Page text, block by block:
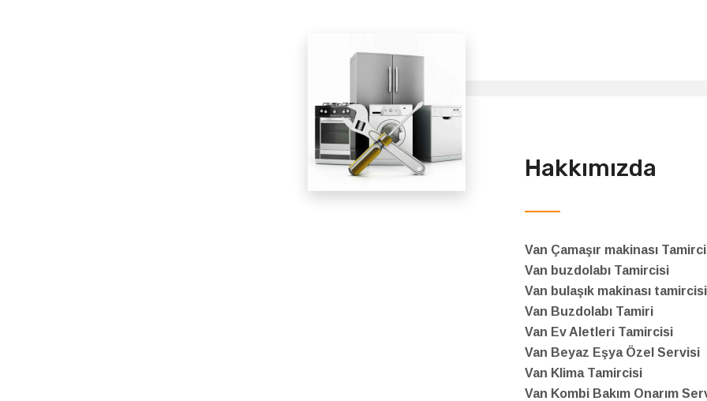
Hakkımızda
Van Çamaşır makinası
Van buzdolabı Tamircisi
Van bulaşık makinası tamircisi
Van Buzdolabı Tamiri
Van Ev Aletleri Tamircisi
Van Beyaz Eşya Özel Servisi
Van Klima Tamircisi
Van Kombi Bakım Onarım